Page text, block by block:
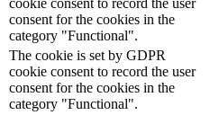
cookie consent to record the user
consent for the cookies in the
category "Functional".
The cookie is set by GDPR
cookie consent to record the user
consent for the cookies in the
category "Functional".